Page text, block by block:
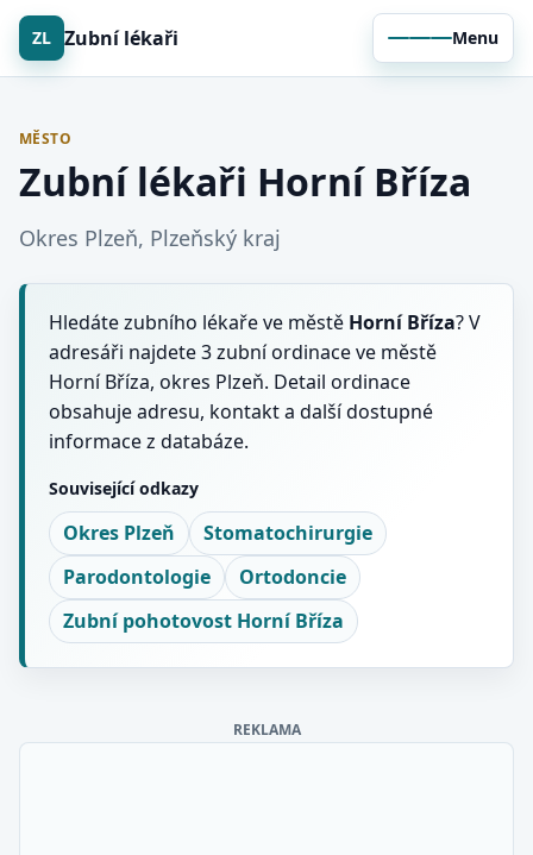
ZL Zubní lékaři Menu
MĚSTO
Zubní lékaři Horní Bříza
Okres Plzeň, Plzeňský kraj
Hledáte zubního lékaře ve městě Horní Bříza? V
adresáři najdete 3 zubní ordinace ve městě
Horní Bříza, okres Plzeň. Detail ordinace
obsahuje adresu, kontakt a další dostupné
informace z databáze.
Související odkazy
Okres Plzeň
Stomatochirurgie
Parodontologie
Ortodoncie
Zubní pohotovost Horní Bříza
REKLAMA